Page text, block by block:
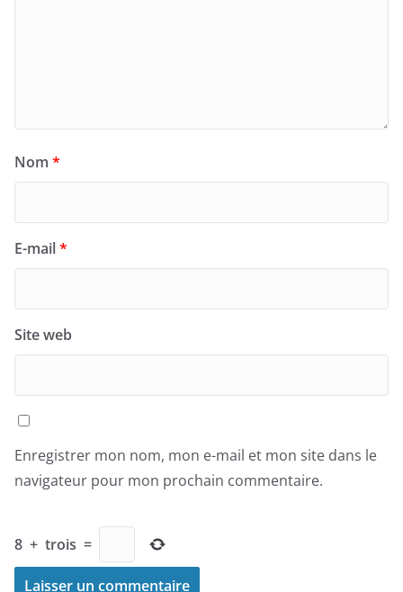
Nom *
E-mail*
Site web
Enregistrer mon nom, mon e-mail et mon site dans le
navigateur pour mon prochain commentaire.
8 + trois =